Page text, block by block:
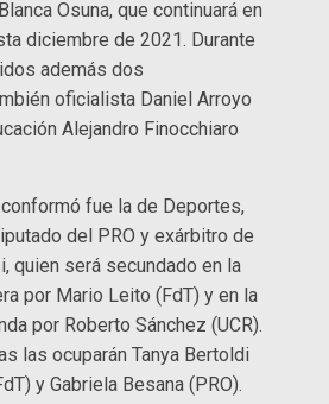
Osuna, que continuará en
diciembre de 2021. Durante
además dos
oficialista Daniel Arroyo
Alejandro Finocchiaro
fue la de Deportes,
del PRO y exárbitro de
quien será secundado en la
por Mario Leito (FdT) y en la
por Roberto Sánchez (UCR).
las ocuparán Tanya Bertoldi
y Gabriela Besana (PRO).